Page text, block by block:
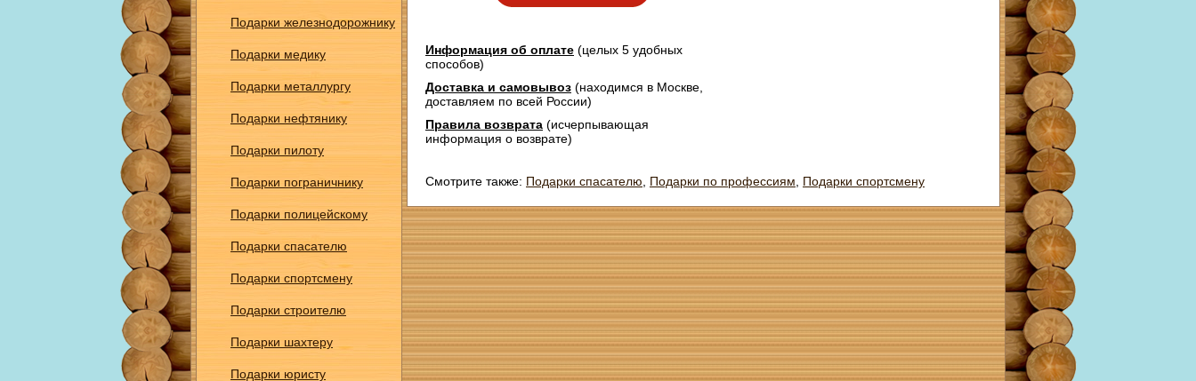
Подарки железнодорожнику
Подарки медику
Подарки металлургу
Подарки нефтянику
Подарки пилоту
Подарки пограничнику
Подарки полицейскому
Подарки спасателю
Подарки спортсмену
Подарки строителю
Подарки шахтеру
Подарки юристу
Информация об оплате (целых 5 удобных
способов)
Доставка и самовывоз (находимся в Москве,
доставляем по всей России)
Правила возврата (исчерпывающая
информация о возврате)
Смотрите также: Подарки спасателю Подарки по профессиям Подарки спортсмену